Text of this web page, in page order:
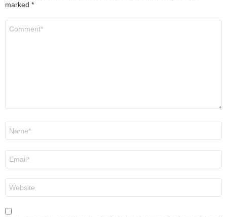
marked *